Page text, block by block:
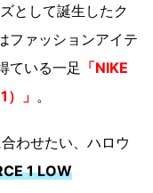
として誕生したク
ファッションアイテ
ている一足 「NIKE
」 。
わせたい、ハロウ
1 LOW